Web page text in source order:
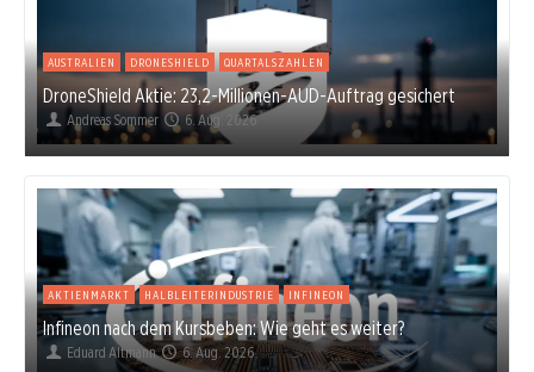
AUSTRALIEN DRONESHIELD QUARTALSZAHLEN
DroneShield Aktie: 23,2-Millionen-AUD-Auftrag gesichert
Andreas Sommer 6. Aug. 2026
AKTIENMARKT HALBLEITERINDUSTRIE INFINEON
Infineon nach dem Kursbeben: Wie geht es weiter?
Eduard Altmann 6. Aug. 2026